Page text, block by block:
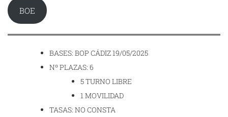
BOE
BASES: BOP CÁDIZ 19/05/2025
Nº PLAZAS: 6
5 TURNO LIBRE
1 MOVILIDAD
TASAS: NO CONSTA